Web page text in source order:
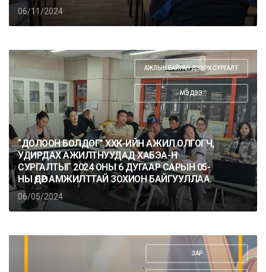
06/11/2024
АЖЛЫН БАЙРАН ДЭЭРХ СУРГАЛТ
,
МЭДЭЭ
“ДОЛООН БОЛДОГ” ХХК-ИЙН АЖИЛ ОЛГОГЧ,
УДИРДАХ АЖИЛТНУУДАД ХАБЭА-Н
СУРГАЛТЫГ 2024 ОНЫ 6 ДУГААР САРЫН 05-
НЫ ӨДӨР АМЖИЛТТАЙ ЗОХИОН БАЙГУУЛЛАА.
06/05/2024
ЗАР